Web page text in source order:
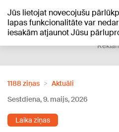
Jūs lietojat novecojušu
lapas funkcionalitāte var
iesakām atjaunot Jūsu
+17°C
1188 ziņas
Aktuāli
Sestdiena, 9. maijs, 2026
Laika ziņas